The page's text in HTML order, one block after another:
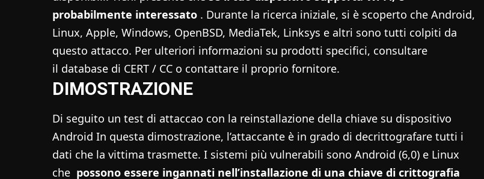
probabilmente interessato. Durante la ricerca iniziale, si è scoperto che Android,
Linux, Apple, Windows, OpenBSD, MediaTek, Linksys e altri sono tutti colpiti da
questo attacco. Per ulteriori informazioni su prodotti specifici, consultare
il database di CERT / CCo contattare il proprio fornitore.
DIMOSTRAZIONE
Di seguito un test di attaccao con la reinstallazione della chiave su dispositivo
Android In questa dimostrazione, l’attaccante è in grado di decrittografare tutti i
dati che la vittima trasmette. I sistemi più vulnerabili sono Android (6,0) e Linux
che possono essere ingannati nell’installazione di una chiave di crittografia